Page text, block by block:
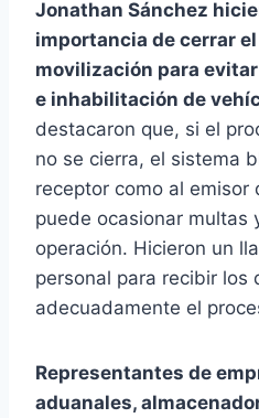
Jonathan Sánchez
importancia de cerrar
movilización para
e inhabilitación de
destacaron que, si el
no se cierra, el sistema
receptor como al emisor
puede ocasionar multas
operación. Hicieron un
personal para recibir los
adecuadamente el
Representantes de
aduanales,